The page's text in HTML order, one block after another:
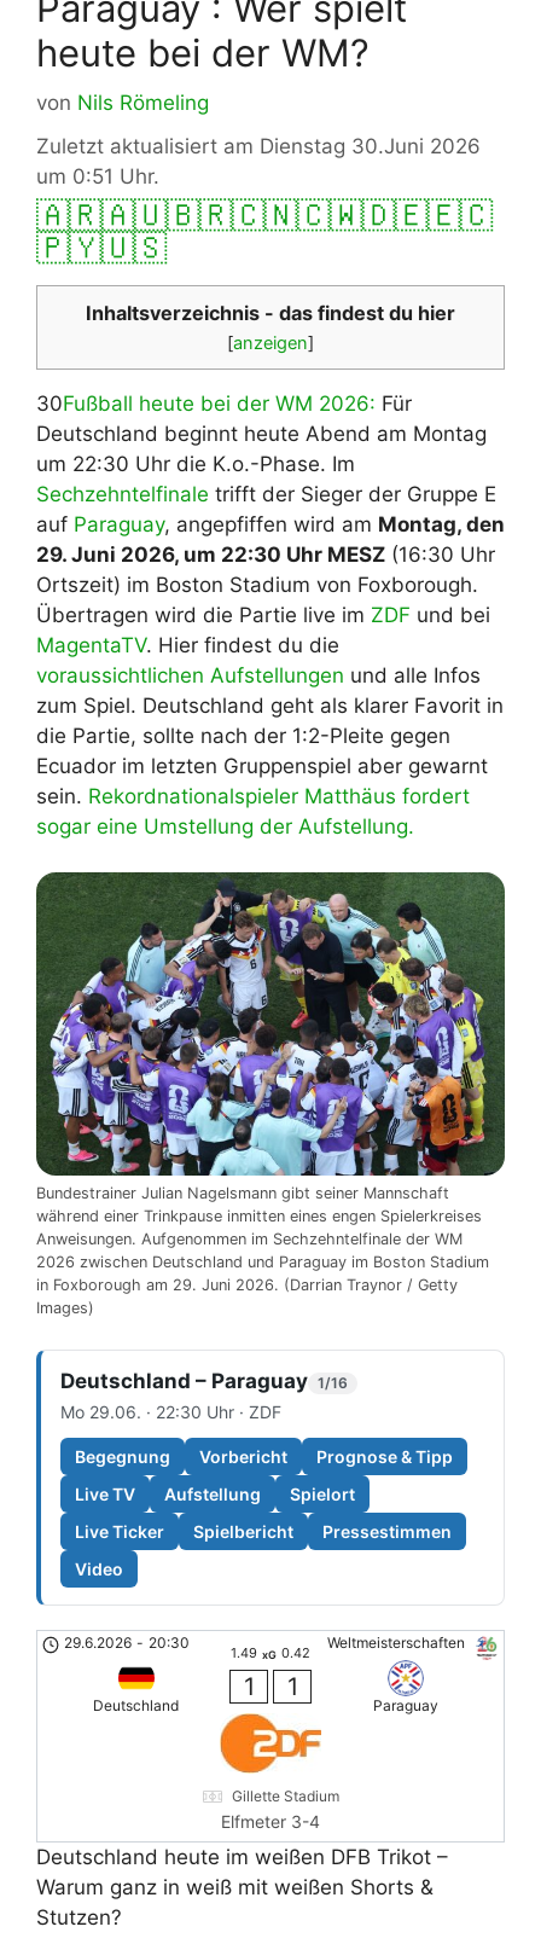
heute bei der WM?
von Nils Römeling
Zuletzt aktualisiert am Dienstag 30.Juni 2026
um 0:51 Uhr.
🇦🇷🇦🇺🇧🇷🇨🇳🇨🇼🇩🇪🇪🇨
🇵🇾🇺🇸
Inhaltsverzeichnis - das findest du hier
[anzeigen]
30Fußball heute bei der WM 2026: Für
Deutschland beginnt heute Abend am Montag
um 22:30 Uhr die K.o.-Phase. Im
Sechzehntelfinale trifft der Sieger der Gruppe E
auf Paraguay, angepfiffen wird am Montag, den
29. Juni 2026, um 22:30 Uhr MESZ (16:30 Uhr
Ortszeit) im Boston Stadium von Foxborough.
Übertragen wird die Partie live im ZDF und bei
MagentaTV. Hier findest du die
voraussichtlichen Aufstellungen und alle Infos
zum Spiel. Deutschland geht als klarer Favorit in
die Partie, sollte nach der 1:2-Pleite gegen
Ecuador im letzten Gruppenspiel aber gewarnt
sein. Rekordnationalspieler Matthäus fordert
sogar eine Umstellung der Aufstellung.
Bundestrainer Julian Nagelsmann gibt seiner Mannschaft
während einer Trinkpause inmitten eines engen Spielerkreises
Anweisungen. Aufgenommen im Sechzehntelfinale der WM
2026 zwischen Deutschland und Paraguay im Boston Stadium
in Foxborough am 29. Juni 2026. (Darrian Traynor / Getty
Images)
Deutschland – Paraguay 1/16
Mo 29.06. · 22:30 Uhr · ZDF
Begegnung Vorbericht
Prognose & Tipp
Live TV
Aufstellung
Spielort
Live Ticker
Spielbericht
Pressestimmen
Video
Weltmeisterschaften
29.6.2026 - 20:30
Deutschland
1.49 xG 0.42
1 1
Paraguay
Gillette Stadium
Elfmeter 3-4
Deutschland heute im weißen DFB Trikot –
Warum ganz in weiß mit weißen Shorts &
Stutzen?